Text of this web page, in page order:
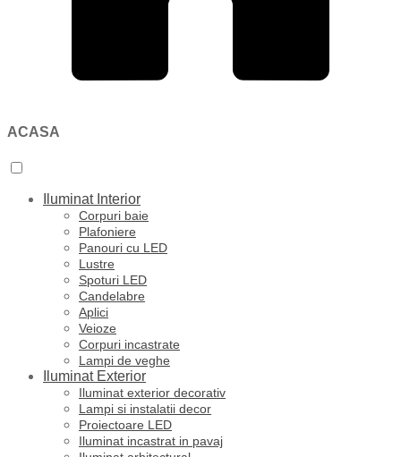
ACASA
Iluminat Interior
Corpuri baie
Plafoniere
Panouri cu LED
Lustre
Spoturi LED
Candelabre
Aplici
Veioze
Corpuri incastrate
Lampi de veghe
Iluminat Exterior
Iluminat exterior decorativ
Lampi si instalatii decor
Proiectoare LED
Iluminat incastrat in pavaj